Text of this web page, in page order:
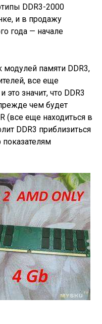
DDR3-2000
и в продажу
года — начале
памяти DDR3,
все еще
значит, что DDR3
чем будет
(все еще находиться в
DDR3 приблизиться
показателям